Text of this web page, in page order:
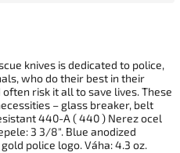
knives is dedicated to police,
who do their best in their
risk it all to save lives. These
– glass breaker, belt
440-A ( 440 ) Nerez ocel
3 3/8". Blue anodized
police logo. Váha: 4.3 oz.